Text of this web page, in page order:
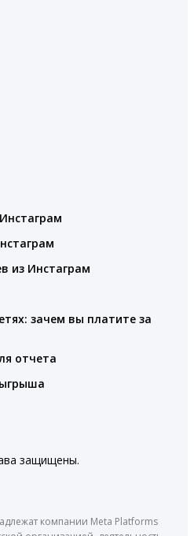
из Инстаграм
зачем вы платите за
отчета
защищены.
компании Meta Platforms